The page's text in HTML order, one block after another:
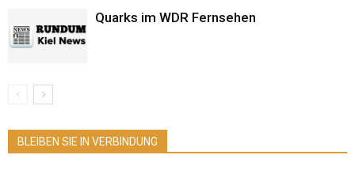
Quarks im WDR Fernsehen
BLEIBEN SIE IN VERBINDUNG